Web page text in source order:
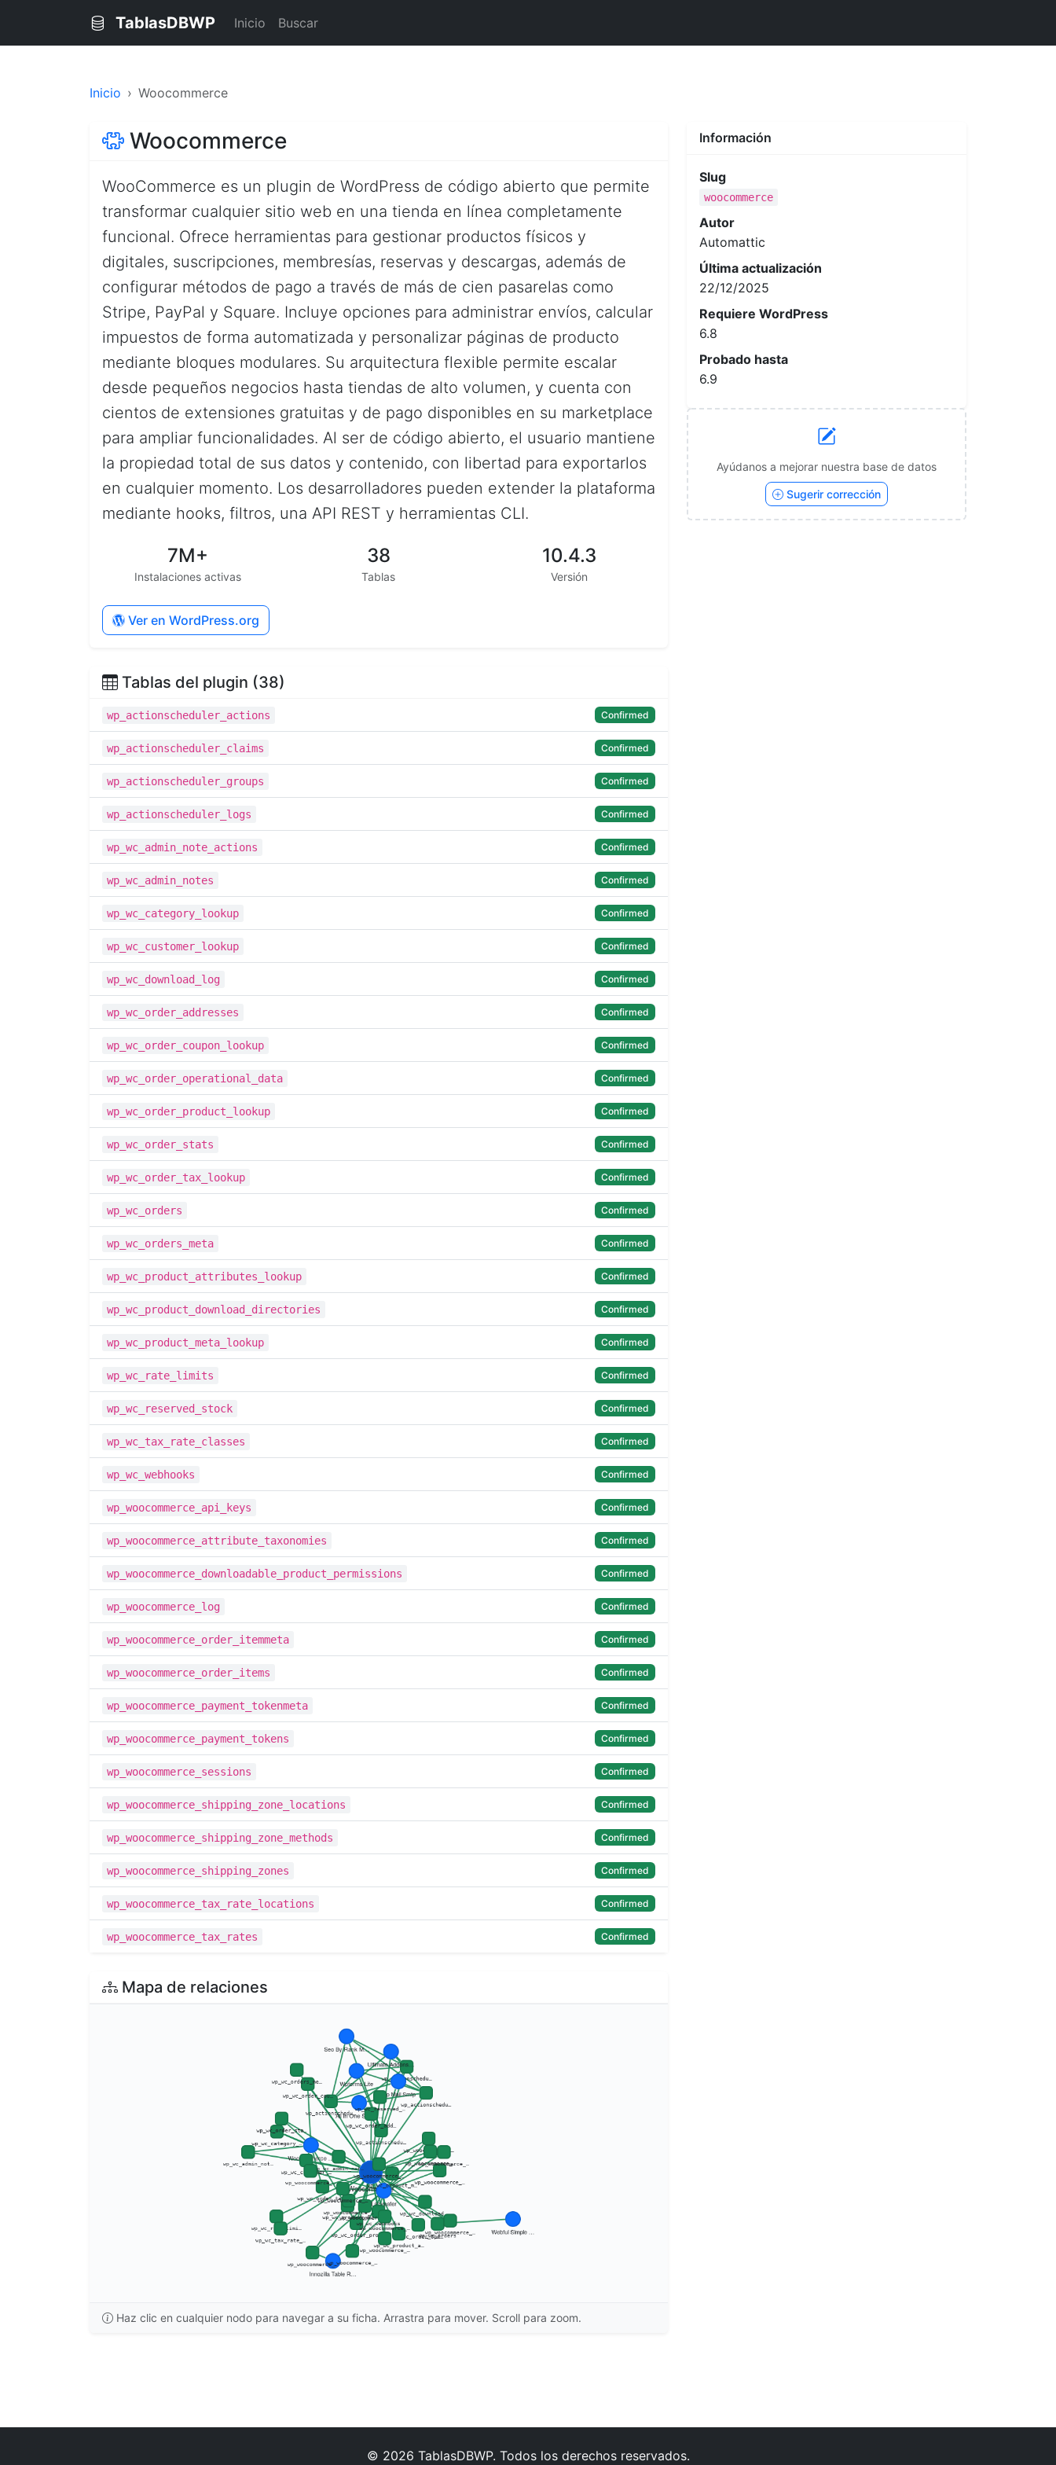
TablasDBWP Inicio Buscar
Inicio Woocommerce
Woocommerce
WooCommerce es un plugin de WordPress de código abierto que permite
transformar cualquier sitio web en una tienda en línea completamente
funcional. Ofrece herramientas para gestionar productos físicos y
digitales, suscripciones, membresías, reservas y descargas, además de
configurar métodos de pago a través de más de cien pasarelas como
Stripe, PayPal y Square. Incluye opciones para administrar envíos, calcular
impuestos de forma automatizada y personalizar páginas de producto
mediante bloques modulares. Su arquitectura flexible permite escalar
desde pequeños negocios hasta tiendas de alto volumen, y cuenta con
cientos de extensiones gratuitas y de pago disponibles en su marketplace
para ampliar funcionalidades. Al ser de código abierto, el usuario mantiene
la propiedad total de sus datos y contenido, con libertad para exportarlos
en cualquier momento. Los desarrolladores pueden extender la plataforma
mediante hooks, filtros, una API REST y herramientas CLI.
7M+
Instalaciones activas
38
Tablas
10.4.3
Versión
Ver en WordPress.org
Tablas del plugin (38)
wp_actionscheduler_actions Confirmed
wp_actionscheduler_claims Confirmed
wp_actionscheduler_groups Confirmed
wp_actionscheduler_logs Confirmed
wp_wc_admin_note_actions Confirmed
wp_wc_admin_notes Confirmed
wp_wc_category_lookup Confirmed
wp_wc_customer_lookup Confirmed
wp_wc_download_log Confirmed
wp_wc_order_addresses Confirmed
wp_wc_order_coupon_lookup Confirmed
wp_wc_order_operational_data Confirmed
wp_wc_order_product_lookup Confirmed
wp_wc_order_stats Confirmed
wp_wc_order_tax_lookup Confirmed
wp_wc_orders Confirmed
wp_wc_orders_meta Confirmed
wp_wc_product_attributes_lookup Confirmed
wp_wc_product_download_directories Confirmed
wp_wc_product_meta_lookup Confirmed
wp_wc_rate_limits Confirmed
wp_wc_reserved_stock Confirmed
wp_wc_tax_rate_classes Confirmed
wp_wc_webhooks Confirmed
wp_woocommerce_api_keys Confirmed
wp_woocommerce_attribute_taxonomies Confirmed
wp_woocommerce_downloadable_product_permissions Confirmed
wp_woocommerce_log Confirmed
wp_woocommerce_order_itemmeta Confirmed
wp_woocommerce_order_items Confirmed
wp_woocommerce_payment_tokenmeta Confirmed
wp_woocommerce_payment_tokens Confirmed
wp_woocommerce_sessions Confirmed
wp_woocommerce_shipping_zone_locations Confirmed
wp_woocommerce_shipping_zone_methods Confirmed
wp_woocommerce_shipping_zones Confirmed
wp_woocommerce_tax_rate_locations Confirmed
wp_woocommerce_tax_rates Confirmed
Mapa de relaciones
Haz clic en cualquier nodo para navegar a su ficha. Arrastra para mover. Scroll para zoom.
Información
Slug
woocommerce
Autor
Automattic
Última actualización
22/12/2025
Requiere WordPress
6.8
Probado hasta
6.9
Ayúdanos a mejorar nuestra base de datos
Sugerir corrección
© 2026 TablasDBWP. Todos los derechos reservados.